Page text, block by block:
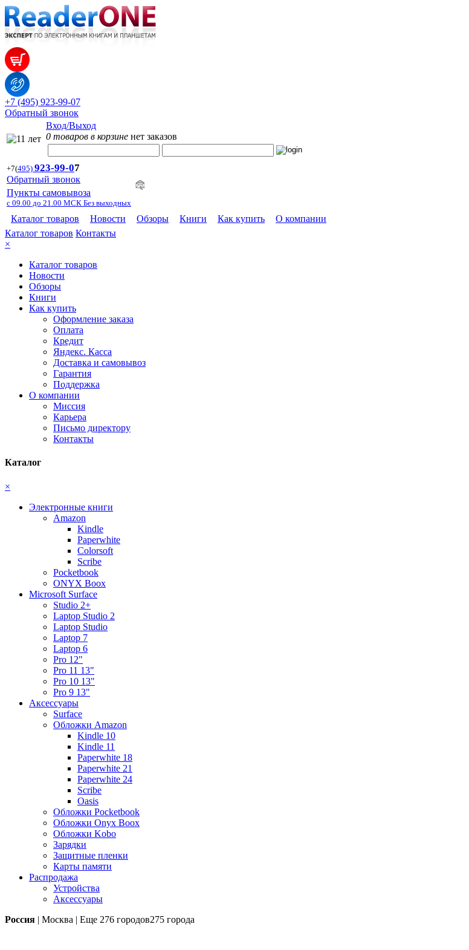
+7 (495) 923-99-07
Обратный звонок
Вход/Выход
0 товаров в корзине нет заказов
+7(495) 923-99-07
Обратный звонок
Пункты самовывоза
с 09.00 до 21.00 МСК Без выходных
Каталог товаров Новости Обзоры Книги Как купить
О компании
Каталог товаров Контакты
×
Каталог товаров
Новости
Обзоры
Книги
Как купить
Оформление заказа
Оплата
Кредит
Яндекс. Касса
Доставка и самовывоз
Гарантия
Поддержка
О компании
Миссия
Карьера
Письмо директору
Контакты
Каталог
×
Электронные книги
Amazon
Kindle
Paperwhite
Colorsoft
Scribe
Pocketbook
ONYX Boox
Microsoft Surface
Studio 2+
Laptop Studio 2
Laptop Studio
Laptop 7
Laptop 6
Pro 12"
Pro 11 13"
Pro 10 13"
Pro 9 13"
Аксессуары
Surface
Обложки Amazon
Kindle 10
Kindle 11
Paperwhite 18
Paperwhite 21
Paperwhite 24
Scribe
Oasis
Обложки Pocketbook
Обложки Onyx Boox
Обложки Kobo
Зарядки
Защитные пленки
Карты памяти
Распродажа
Устройства
Аксессуары
Россия | Москва | Еще 276 городов275 города